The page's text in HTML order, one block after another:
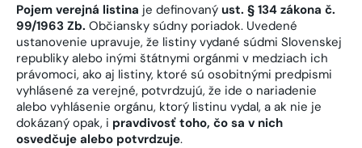
Pojem verejná listina je definovaný ust. § 134 zákona č.
99/1963 Zb. Občiansky súdny poriadok. Uvedené
ustanovenie upravuje, že listiny vydané súdmi Slovenskej
republiky alebo inými štátnymi orgánmi v medziach ich
právomoci, ako aj listiny, ktoré sú osobitnými predpismi
vyhlásené za verejné, potvrdzujú, že ide o nariadenie
alebo vyhlásenie orgánu, ktorý listinu vydal, a ak nie je
dokázaný opak, i pravdivosť toho, čo sa v nich
osvedčuje alebo potvrdzuje.